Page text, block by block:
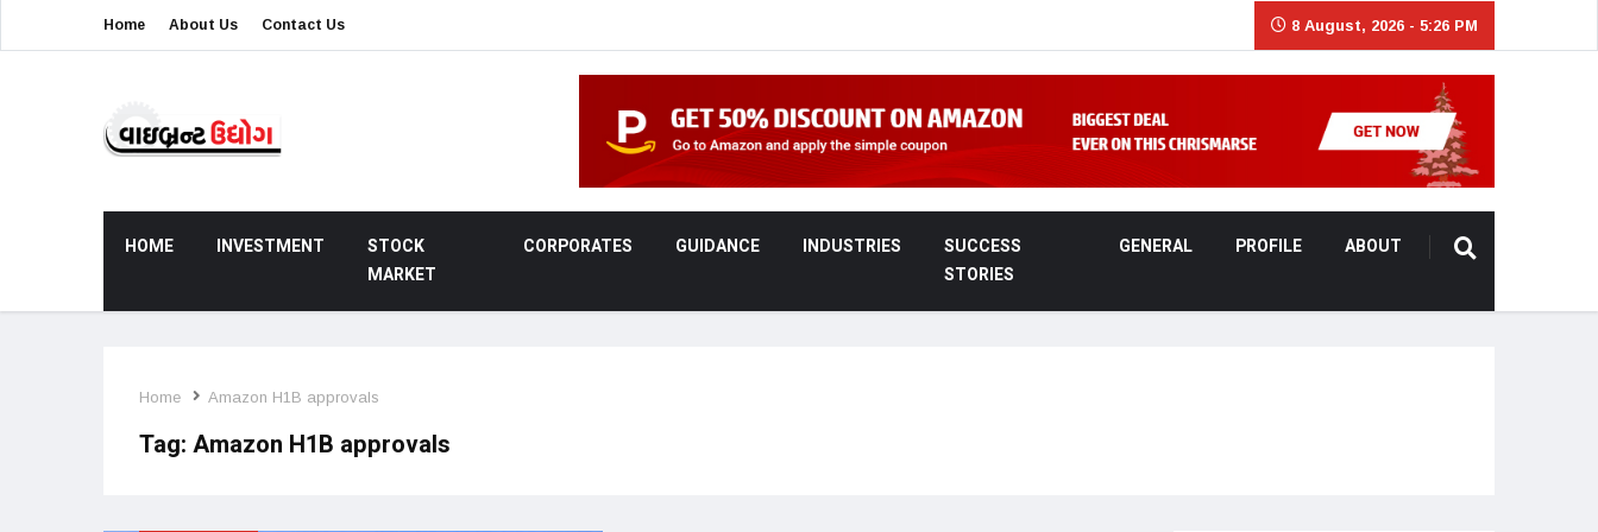
Home About Us Contact Us 8 August, 2026 - 5:26 PM
HOME INVESTMENT
STOCK
MARKET
CORPORATES GUIDANCE INDUSTRIES
SUCCESS
STORIES
GENERAL PROFILE ABOUT
Home Amazon H1B approvals
Tag: Amazon H1B approvals